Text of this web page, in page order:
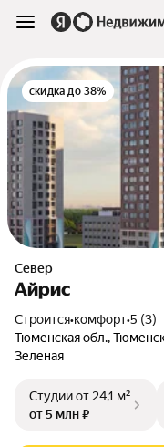
скидка до 38%
Север
Айрис
Строится•комфорт•5 (3)
Тюменская обл.,
Зеленая
Студииот 24,1 м²
от 5 млн ₽